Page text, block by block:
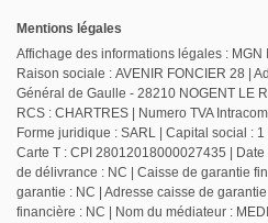
Mentions légales
Affichage des informations légales : MGN
Raison sociale : AVENIR FONCIER 28 |
Général de Gaulle - 28210 NOGENT LE
RCS : CHARTRES | Numero TVA
Forme juridique : SARL | Capital social : 1
Carte T : CPI 28012018000027435 |
de délivrance : NC | Caisse de garantie
garantie : NC | Adresse caisse de
financière : NC | Nom du médiateur :